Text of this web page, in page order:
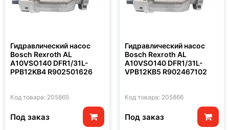
Гидравлический насос
Bosch Rexroth AL
A10VSO140 DFR1/31L-
PPB12KB4 R902501626
Код товара: 205865
Под заказ
Гидравлический насос
Bosch Rexroth AL
A10VSO140 DFR1/31L-
VPB12KB5 R902467102
Код товара: 205866
Под заказ